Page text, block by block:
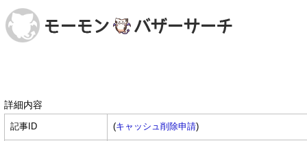
詳細内容
記事ID (キャッシュ削除申請)